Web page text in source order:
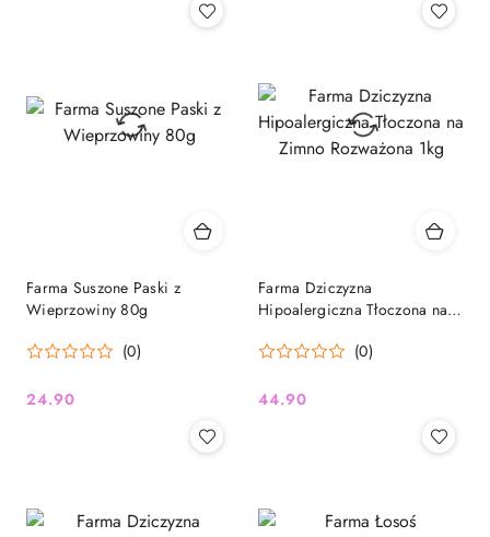
Farma Suszone Paski z
Wieprzowiny 80g
(0)
Cena:
24.90
Farma Dziczyzna
Hipoalergiczna Tłoczona na
(0)
Cena:
44.90